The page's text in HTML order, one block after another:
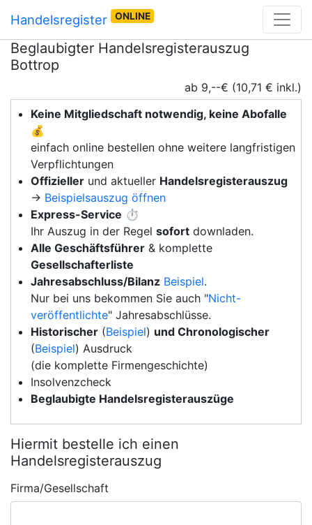
Handelsregister ONLINE
Beglaubigter Handelsregisterauszug
Bottrop
ab 9,--€ (10,71 € inkl.)
Keine Mitgliedschaft notwendig, keine Abofalle
💰
einfach online bestellen ohne weitere langfristigen
Verpflichtungen
Offizieller und aktueller Handelsregisterauszug
→ Beispielsauszug öffnen
Express-Service ⏱️
Ihr Auszug in der Regel sofort downladen.
Alle Geschäftsführer & komplette
Gesellschafterliste
Jahresabschluss/Bilanz Beispiel.
Nur bei uns bekommen Sie auch "Nicht-
veröffentlichte" Jahresabschlüsse.
Historischer (Beispiel) und Chronologischer
(Beispiel) Ausdruck
(die komplette Firmengeschichte)
Insolvenzcheck
Beglaubigte Handelsregisterauszüge
Hiermit bestelle ich einen
Handelsregisterauszug
Firma/Gesellschaft